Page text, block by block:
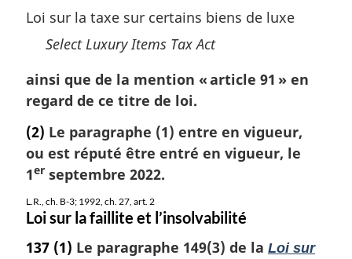
Loi sur la taxe sur certains biens de luxe
Select Luxury Items Tax Act
ainsi que de la mention « article 91 » en
regard de ce titre de loi.
(2) Le paragraphe (1) entre en vigueur,
ou est réputé être entré en vigueur, le
1er septembre 2022.
L.R., ch. B-3; 1992, ch. 27, art. 2
Loi sur la faillite et l’insolvabilité
137 (1) Le paragraphe 149(3) de la Loi sur